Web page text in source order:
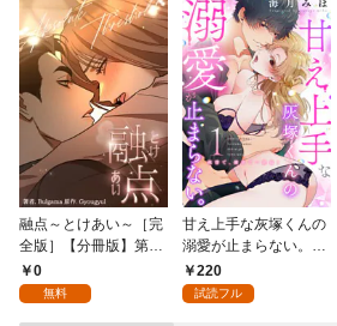
融点～とけあい～［完
全版］【分冊版】第1
話0
無料
甘え上手な灰塚くんの
溺愛が止まらない。純
情で、健気で…絶倫！
(1)
220
試読フル